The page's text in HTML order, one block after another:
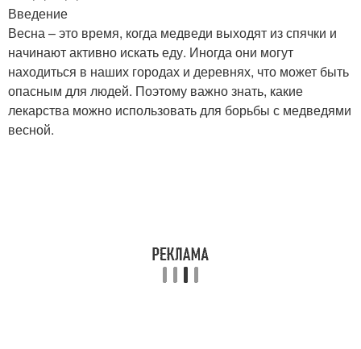
Введение
Весна – это время, когда медведи выходят из спячки и
начинают активно искать еду. Иногда они могут
находиться в наших городах и деревнях, что может быть
опасным для людей. Поэтому важно знать, какие
лекарства можно использовать для борьбы с медведями
весной.